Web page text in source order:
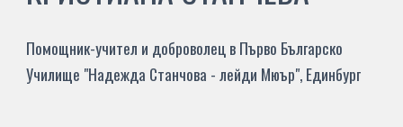
Помощник-учител и доброволец в Първо Българско
Училище "Надежда Станчова - лейди Мюър", Единбург